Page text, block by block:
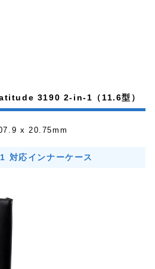
3190 2-in-1（11.6型）
x 20.75mm
応インナーケース